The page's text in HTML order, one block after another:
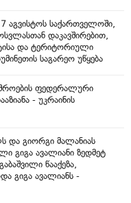
აგვისტოს საქართველოში,
დაკავშირებით,
და ტერიტორიული
საგარეო უწყება
ფედერალური
- უკრაინის
და გიორგი მალანიას
გიგა ავალიანი ზედმეტ
წააქეზა,
გიგა ავალიანს -